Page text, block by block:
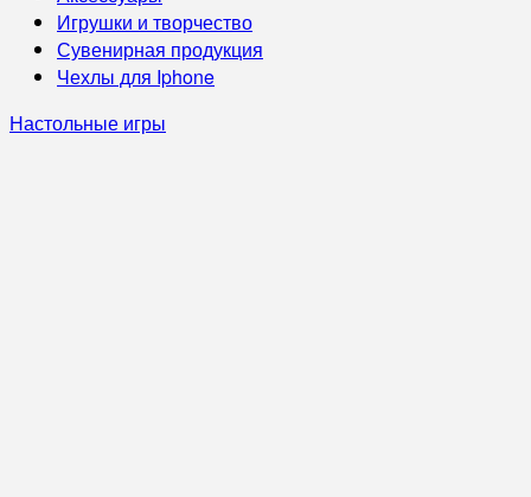
Игрушки и творчество
Сувенирная продукция
Чехлы для Iphone
Настольные игры